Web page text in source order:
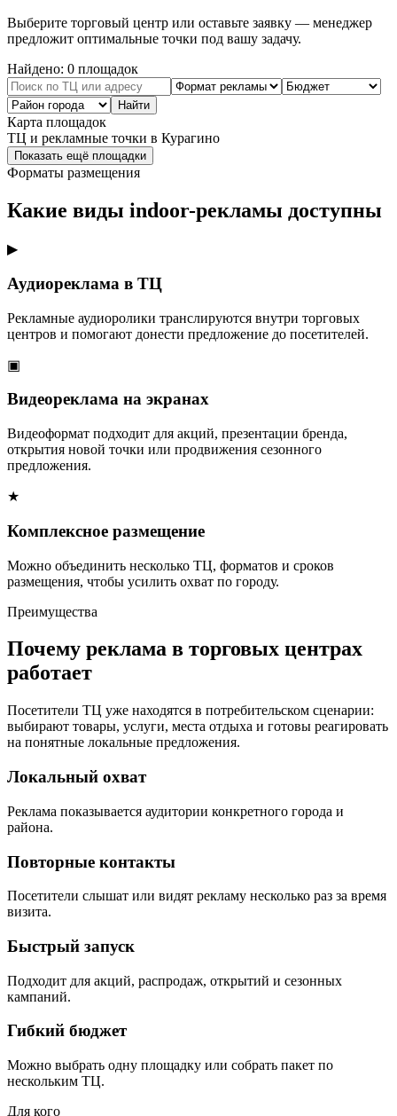
Выберите торговый центр или оставьте заявку — менеджер
предложит оптимальные точки под вашу задачу.
Найдено: 0 площадок
Найти
Карта площадок
ТЦ и рекламные точки в Курагино
Показать ещё площадки
Форматы размещения
Какие виды indoor-рекламы доступны
▶
Аудиореклама в ТЦ
Рекламные аудиоролики транслируются внутри торговых
центров и помогают донести предложение до посетителей.
▣
Видеореклама на экранах
Видеоформат подходит для акций, презентации бренда,
открытия новой точки или продвижения сезонного
предложения.
★
Комплексное размещение
Можно объединить несколько ТЦ, форматов и сроков
размещения, чтобы усилить охват по городу.
Преимущества
Почему реклама в торговых центрах
работает
Посетители ТЦ уже находятся в потребительском сценарии:
выбирают товары, услуги, места отдыха и готовы реагировать
на понятные локальные предложения.
Локальный охват
Реклама показывается аудитории конкретного города и
района.
Повторные контакты
Посетители слышат или видят рекламу несколько раз за время
визита.
Быстрый запуск
Подходит для акций, распродаж, открытий и сезонных
кампаний.
Гибкий бюджет
Можно выбрать одну площадку или собрать пакет по
нескольким ТЦ.
Для кого